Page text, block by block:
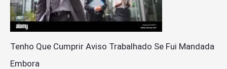
Tenho Que Cumprir Aviso Trabalhado Se Fui Mandada
Embora